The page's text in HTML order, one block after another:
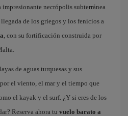
impresionante necrópolis subterránea
de los griegos y los fenicios a
, con su fortificación construida por
de aguas turquesas y sus
el viento, el mar y el tiempo que
el kayak y el surf. ¿Y si eres de los
Reserva ahora tu vuelo barato a